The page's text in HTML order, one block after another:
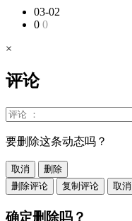
03-02
0 0
×
评论
要删除这条动态吗？
取消
删除
删除评论
复制评论 取消
确定删除吗？